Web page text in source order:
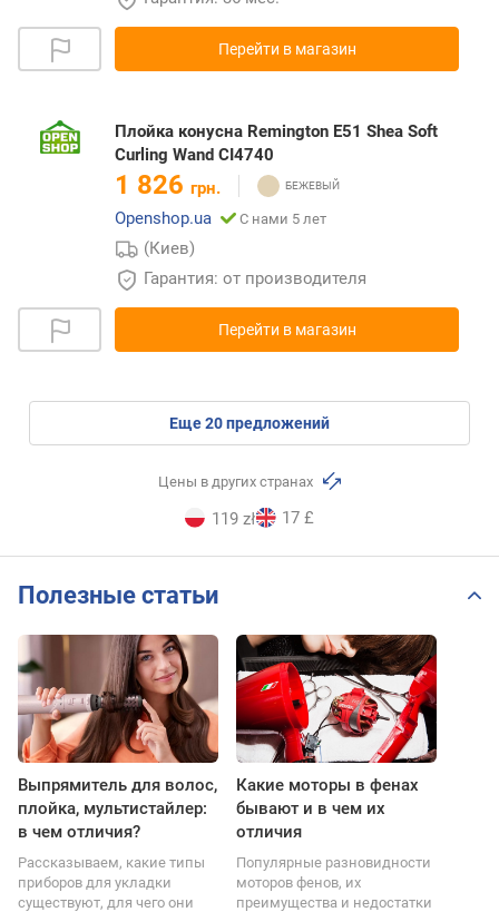
Перейти в магазин
Плойка конусна Remington E51 Shea Soft
Curling Wand CI4740
1 826 грн.
Openshop.ua
С нами 5 лет
(Киев)
Гарантия: от производителя
Перейти в магазин
eще20предложений
Цены в других странах
119 zł 17 £
Полезные статьи
Выпрямитель для волос,
плойка, мультистайлер:
в чем отличия?
Рассказываем, какие типы
приборов для укладки
существуют, для чего они
Какие моторы в фенах
бывают и в чем их
отличия
Популярные разновидности
моторов фенов, их
преимущества и недостатки